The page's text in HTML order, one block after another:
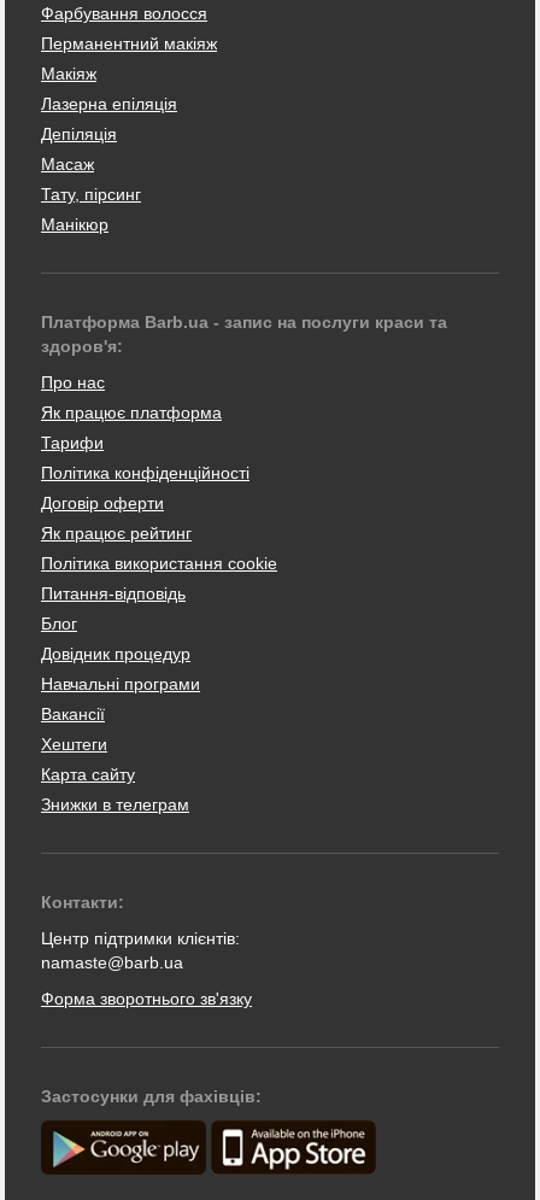
Фарбування волосся
Перманентний макіяж
Макіяж
Лазерна епіляція
Депіляція
Масаж
Тату, пірсинг
Манікюр
Платформа Barb.ua - запис на послуги краси та
здоров'я:
Про нас
Як працює платформа
Тарифи
Політика конфіденційності
Договір оферти
Як працює рейтинг
Політика використання cookie
Питання-відповідь
Блог
Довідник процедур
Навчальні програми
Вакансії
Хештеги
Карта сайту
Знижки в телеграм
Контакти:
Центр підтримки клієнтів:
namaste@barb.ua
Форма зворотнього зв'язку
Застосунки для фахівців: